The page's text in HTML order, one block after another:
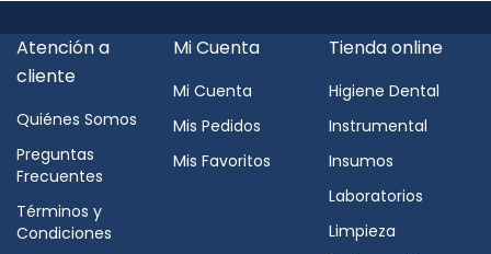
Atención a
cliente
Quiénes Somos
Preguntas
Frecuentes
Términos y
Condiciones
Mi Cuenta
Mi Cuenta
Mis Pedidos
Mis Favoritos
Tienda online
Higiene Dental
Instrumental
Insumos
Laboratorios
Limpieza